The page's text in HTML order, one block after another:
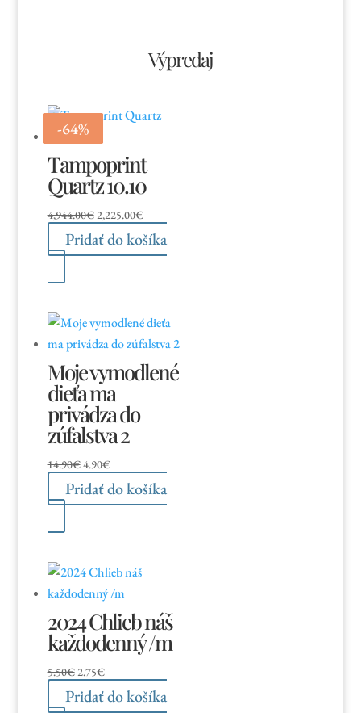
Výpredaj
-55%
Tampoprint
Quartz 10.10
4,944.00€ Pôvodná
cena
bola:
2,225.00€Aktuálna
cena
je:
Pridať do košíka
-67%
Moje vymodlené
dieťa ma
privádza do
zúfalstva 2
14.90€Pôvodná
cena
bola:
4.90€Aktuálna
cena
je:
Pridať do košíka
-50%
2024 Chlieb náš
každodenný /m
5.50€ Pôvodná
cena
2.75€Aktuálna
cena
Pridať do košíka
-64%